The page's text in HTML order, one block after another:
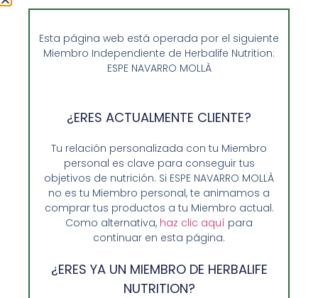
general, las hojas no se emplean en su […]
Opiniones de Clientes
Sobre Nosotros y Herbalife
Ventajas de Comprar en Enformaherbal.com
Esta página web está operada por el siguiente
Miembro Independiente de Herbalife Nutrition:
ESPE NAVARRO MOLLÀ
¿ERES ACTUALMENTE CLIENTE?
Tu relación personalizada con tu Miembro
personal es clave para conseguir tus
objetivos de nutrición. Si ESPE NAVARRO MOLLÀ
no es tu Miembro personal, te animamos a
comprar tus productos a tu Miembro actual.
Como alternativa, haz clic aquí para
continuar en esta página.
¿ERES YA UN MIEMBRO DE HERBALIFE
NUTRITION?